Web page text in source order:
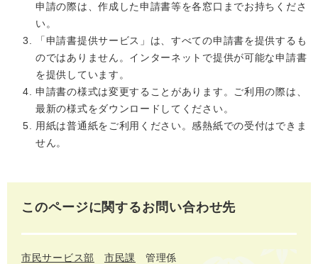
申請の際は、作成した申請書等を各窓口までお持ちくださ
い。
「申請書提供サービス」は、すべての申請書を提供するも
のではありません。インターネットで提供が可能な申請書
を提供しています。
申請書の様式は変更することがあります。ご利用の際は、
最新の様式をダウンロードしてください。
用紙は普通紙をご利用ください。感熱紙での受付はできま
せん。
このページに関するお問い合わせ先
市民サービス部 市民課 管理係